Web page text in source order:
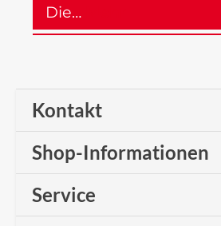
Die…
Kontakt
Shop-Informationen
Service